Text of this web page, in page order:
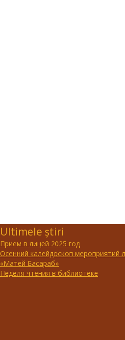
Ultimele știri
Прием в лицей 2025 год
Осенний калейдоскоп мероприятий
«Матей Басараб»
Неделя чтения в библиотеке